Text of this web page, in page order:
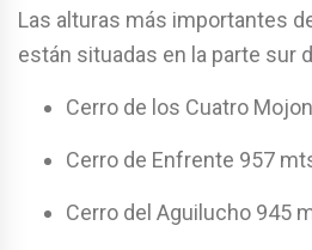
Las alturas más importantes
están situadas en la parte sur
Cerro de los Cuatro
Cerro de Enfrente 957
Cerro del Aguilucho 945